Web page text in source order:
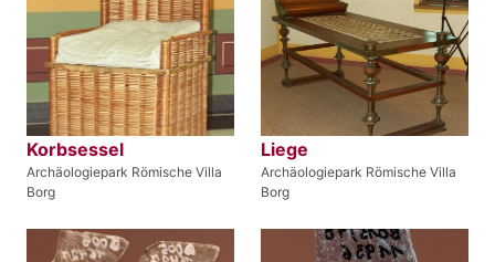
Korbsessel
Archäologiepark Römische Villa
Borg
Liege
Archäologiepark Römische Villa
Borg